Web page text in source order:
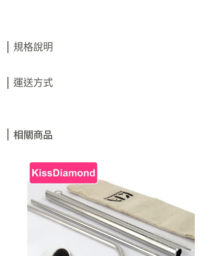
規格說明
運送方式
相關商品